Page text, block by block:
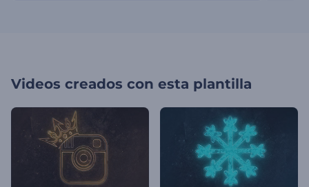
Videos creados con esta plantilla